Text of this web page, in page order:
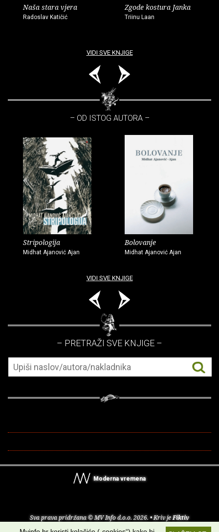
Naša stara vjera
Radoslav Katičić
Zgode kostura Janka
Triinu Laan
VIDI SVE KNJIGE
– OD ISTOG AUTORA –
Stripologija
Midhat Ajanović Ajan
Bolovanje
Midhat Ajanović Ajan
VIDI SVE KNJIGE
– PRETRAŽI SVE KNJIGE –
Moderna vremena
Sva prava pridržana © MV Info d.o.o. 2026. • Kriv jeFiktiv